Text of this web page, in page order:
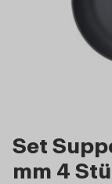
Set
mm 4